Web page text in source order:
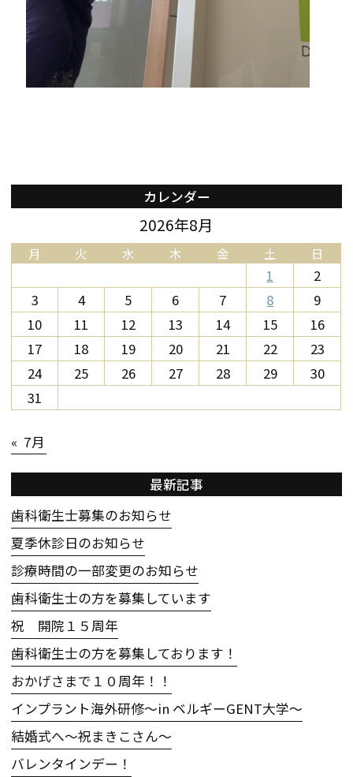
カレンダー
2026年8月
月 火 水 木 金 土 日
1
2
3
4 5 6 7 8
9
10
11 12 13 14 15
16
17
18 19 20 21 22
23
24
25 26 27 28 29
30
31
« 7月
最新記事
歯科衛生士募集のお知らせ
夏季休診日のお知らせ
診療時間の一部変更のお知らせ
歯科衛生士の方を募集しています
祝 開院１５周年
歯科衛生士の方を募集しております！
おかげさまで１０周年！！
インプラント海外研修〜in ベルギーGENT大学〜
結婚式へ〜祝まきこさん〜
バレンタインデー！